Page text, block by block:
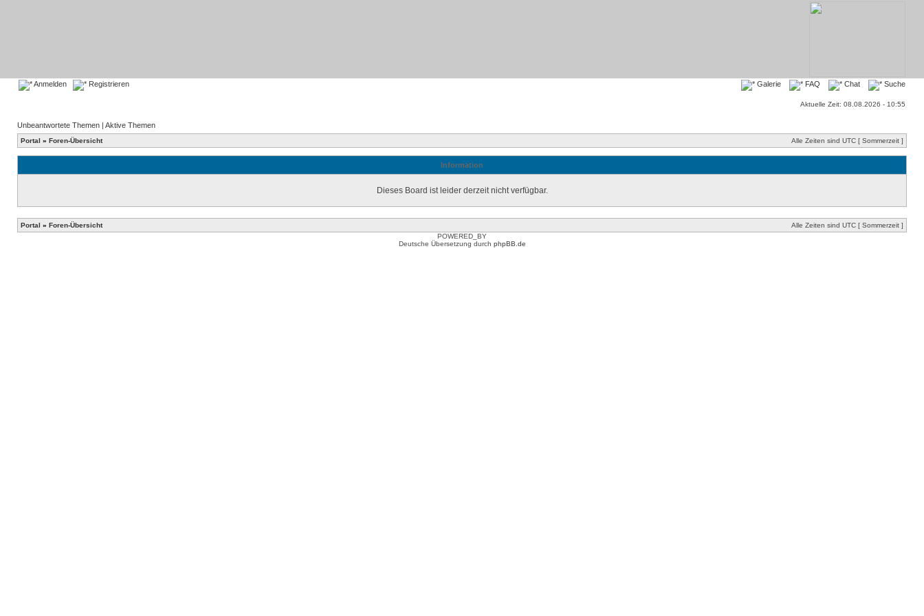
Anmelden Registrieren Galerie FAQ Chat Suche
Aktuelle Zeit: 08.08.2026 - 10:55
Unbeantwortete Themen | Aktive Themen
Portal » Foren-Übersicht Alle Zeiten sind UTC [ Sommerzeit ]
Information
Dieses Board ist leider derzeit nicht verfügbar.
Portal » Foren-Übersicht
Alle Zeiten sind UTC [ Sommerzeit ]
POWERED_BY
Deutsche Übersetzung durch phpBB.de